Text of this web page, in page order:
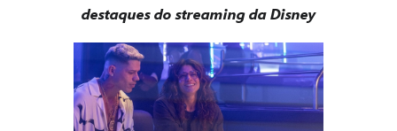
destaques do streaming da Disney